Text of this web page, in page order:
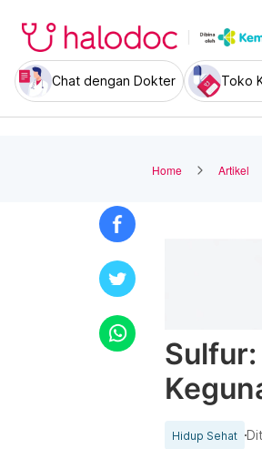
Chat dengan Dokter Toko
Home Artikel
Hidup Sehat